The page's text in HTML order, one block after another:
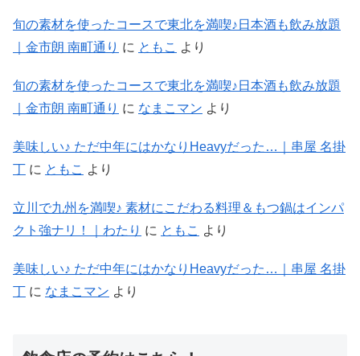
旬の素材を使ったコースで東北を満喫♪日本酒も飲み放題
｜金市朗 南町通り に ともこ より
旬の素材を使ったコースで東北を満喫♪日本酒も飲み放題
｜金市朗 南町通り に なまこマン より
美味しい♪ ただ中年にはかなりHeavyだった…｜串屋 名掛
丁 に ともこ より
立川で九州を満喫♪ 素材にこだわる料理＆もつ鍋はインパ
クト強ナリ！｜わたり に ともこ より
美味しい♪ ただ中年にはかなりHeavyだった…｜串屋 名掛
丁 に なまこマン より